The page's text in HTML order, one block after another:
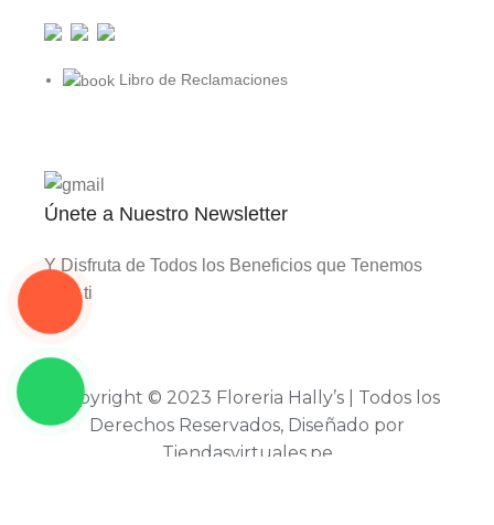
Libro de Reclamaciones
Únete a Nuestro Newsletter
Y Disfruta de Todos los Beneficios que Tenemos
para ti
Copyright © 2023 Floreria Hally’s | Todos los
Derechos Reservados, Diseñado por
Tiendasvirtuales.pe